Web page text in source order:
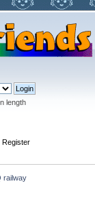
length
Register
railway